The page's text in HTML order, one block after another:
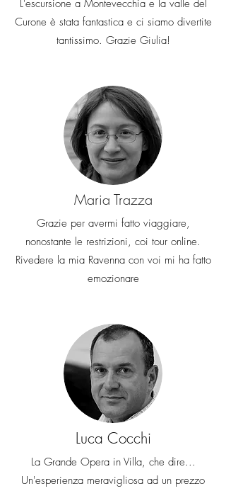
essere rimborsati.L'importo di
tali costi verrà detratto
dall'importo del rimborso, se
dovuto
L'escursione a Montevecchia e la valle del
Curone è stata fantastica e ci siamo divertite
tantissimo. Grazie Giulia!
Maria Trazza
Grazie per avermi fatto viaggiare,
nonostante le restrizioni, coi tour online.
Rivedere la mia Ravenna con voi mi ha fatto
emozionare
Luca Cocchi
La Grande Opera in Villa, che dire...
Un'esperienza meravigliosa ad un prezzo